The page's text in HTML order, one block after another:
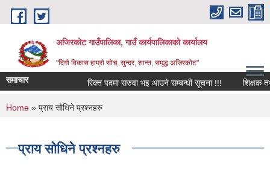
Skip to main content
अजिरकोट गाउँपालिका, गाउँ कार्यपालिकाको कार्यालय
"दिगो विकास हाम्रो सोच, सुन्दर, शान्त, समृद्ध अजिरकोट"
समाचार रिक्त पदमा सरुवा भइ आउने सम्बन्धी सूचना !!! शिक्षक
You are here
Home » प्राय सोधिने प्रश्नहरु
प्राय सोधिने प्रश्नहरु